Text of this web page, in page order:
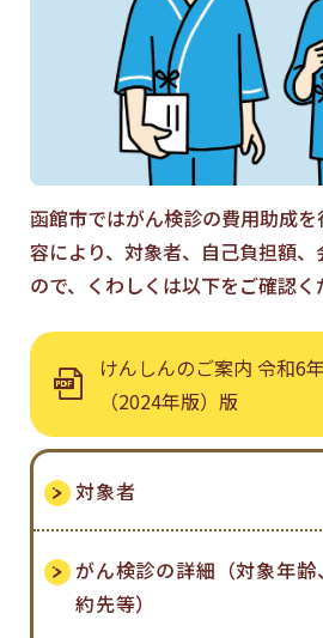
函館市ではがん検診の費用助成
容により、対象者、自己負担額
ので、くわしくは以下をご確認く
けんしんのご案内 令和6
（2024年版）版
対象者
がん検診の詳細（対象年
約先等）